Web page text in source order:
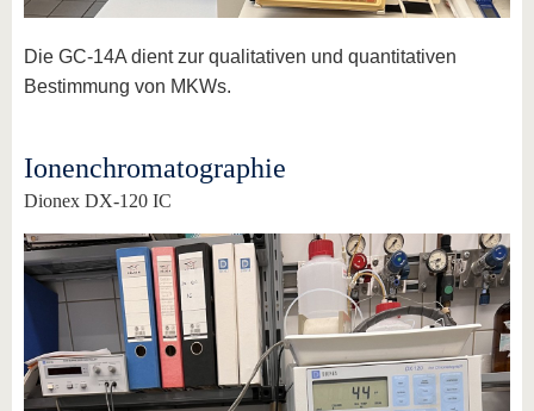
Die GC-14A dient zur qualitativen und quantitativen
Bestimmung von MKWs.
Ionenchromatographie
Dionex DX-120 IC